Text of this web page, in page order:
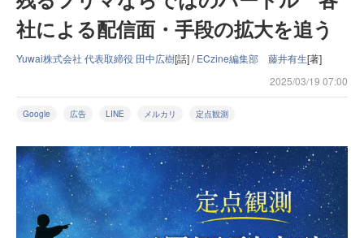
社による配信面・手段の拡大を追う
Yuwai株式会社 代表取締役 田中広樹[話] /ECzine編集部 藤井有生[著]
2025/03/19 07:00
Google 広告 LINE メルカリ 定点観測